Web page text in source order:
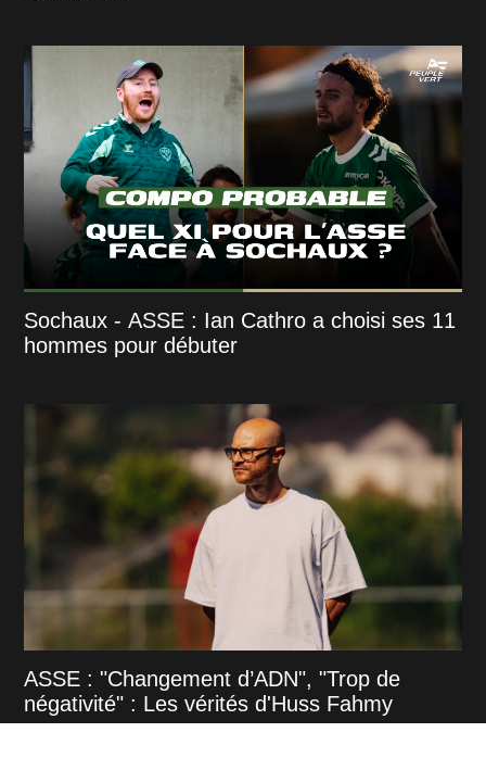
Sochaux - ASSE : Ian Cathro a choisi ses 11
hommes pour débuter
ASSE : "Changement d’ADN", "Trop de
négativité" : Les vérités d'Huss Fahmy